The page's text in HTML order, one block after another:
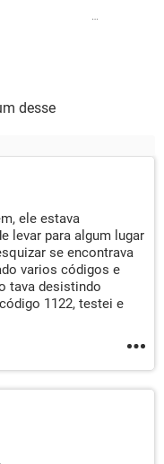
desse
ele estava
levar para algum lugar
se encontrava
varios códigos e
tava desistindo
1122, testei e